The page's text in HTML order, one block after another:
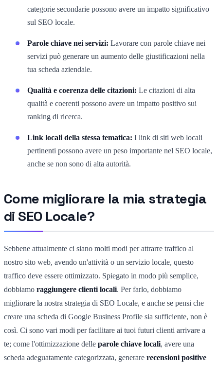
categorie secondarie possono avere un impatto significativo
sul SEO locale.
Parole chiave nei servizi: Lavorare con parole chiave nei
servizi può generare un aumento delle giustificazioni nella
tua scheda aziendale.
Qualità e coerenza delle citazioni: Le citazioni di alta
qualità e coerenti possono avere un impatto positivo sui
ranking di ricerca.
Link locali della stessa tematica: I link di siti web locali
pertinenti possono avere un peso importante nel SEO locale,
anche se non sono di alta autorità.
Come migliorare la mia strategia
di SEO Locale?
Sebbene attualmente ci siano molti modi per attrarre traffico al
nostro sito web, avendo un'attività o un servizio locale, questo
traffico deve essere ottimizzato. Spiegato in modo più semplice,
dobbiamo raggiungere clienti locali. Per farlo, dobbiamo
migliorare la nostra strategia di SEO Locale, e anche se pensi che
creare una scheda di Google Business Profile sia sufficiente, non è
così. Ci sono vari modi per facilitare ai tuoi futuri clienti arrivare a
te; come l'ottimizzazione delle parole chiave locali, avere una
scheda adeguatamente categorizzata, generare recensioni positive